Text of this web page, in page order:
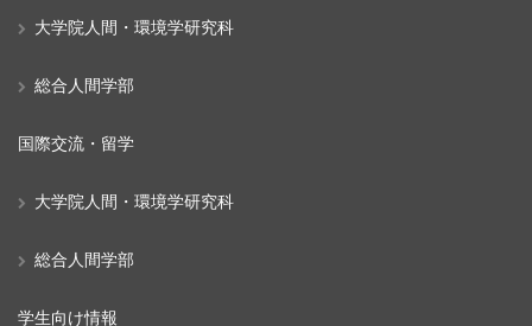
大学院人間・環境学研究科
総合人間学部
国際交流・留学
大学院人間・環境学研究科
総合人間学部
学生向け情報